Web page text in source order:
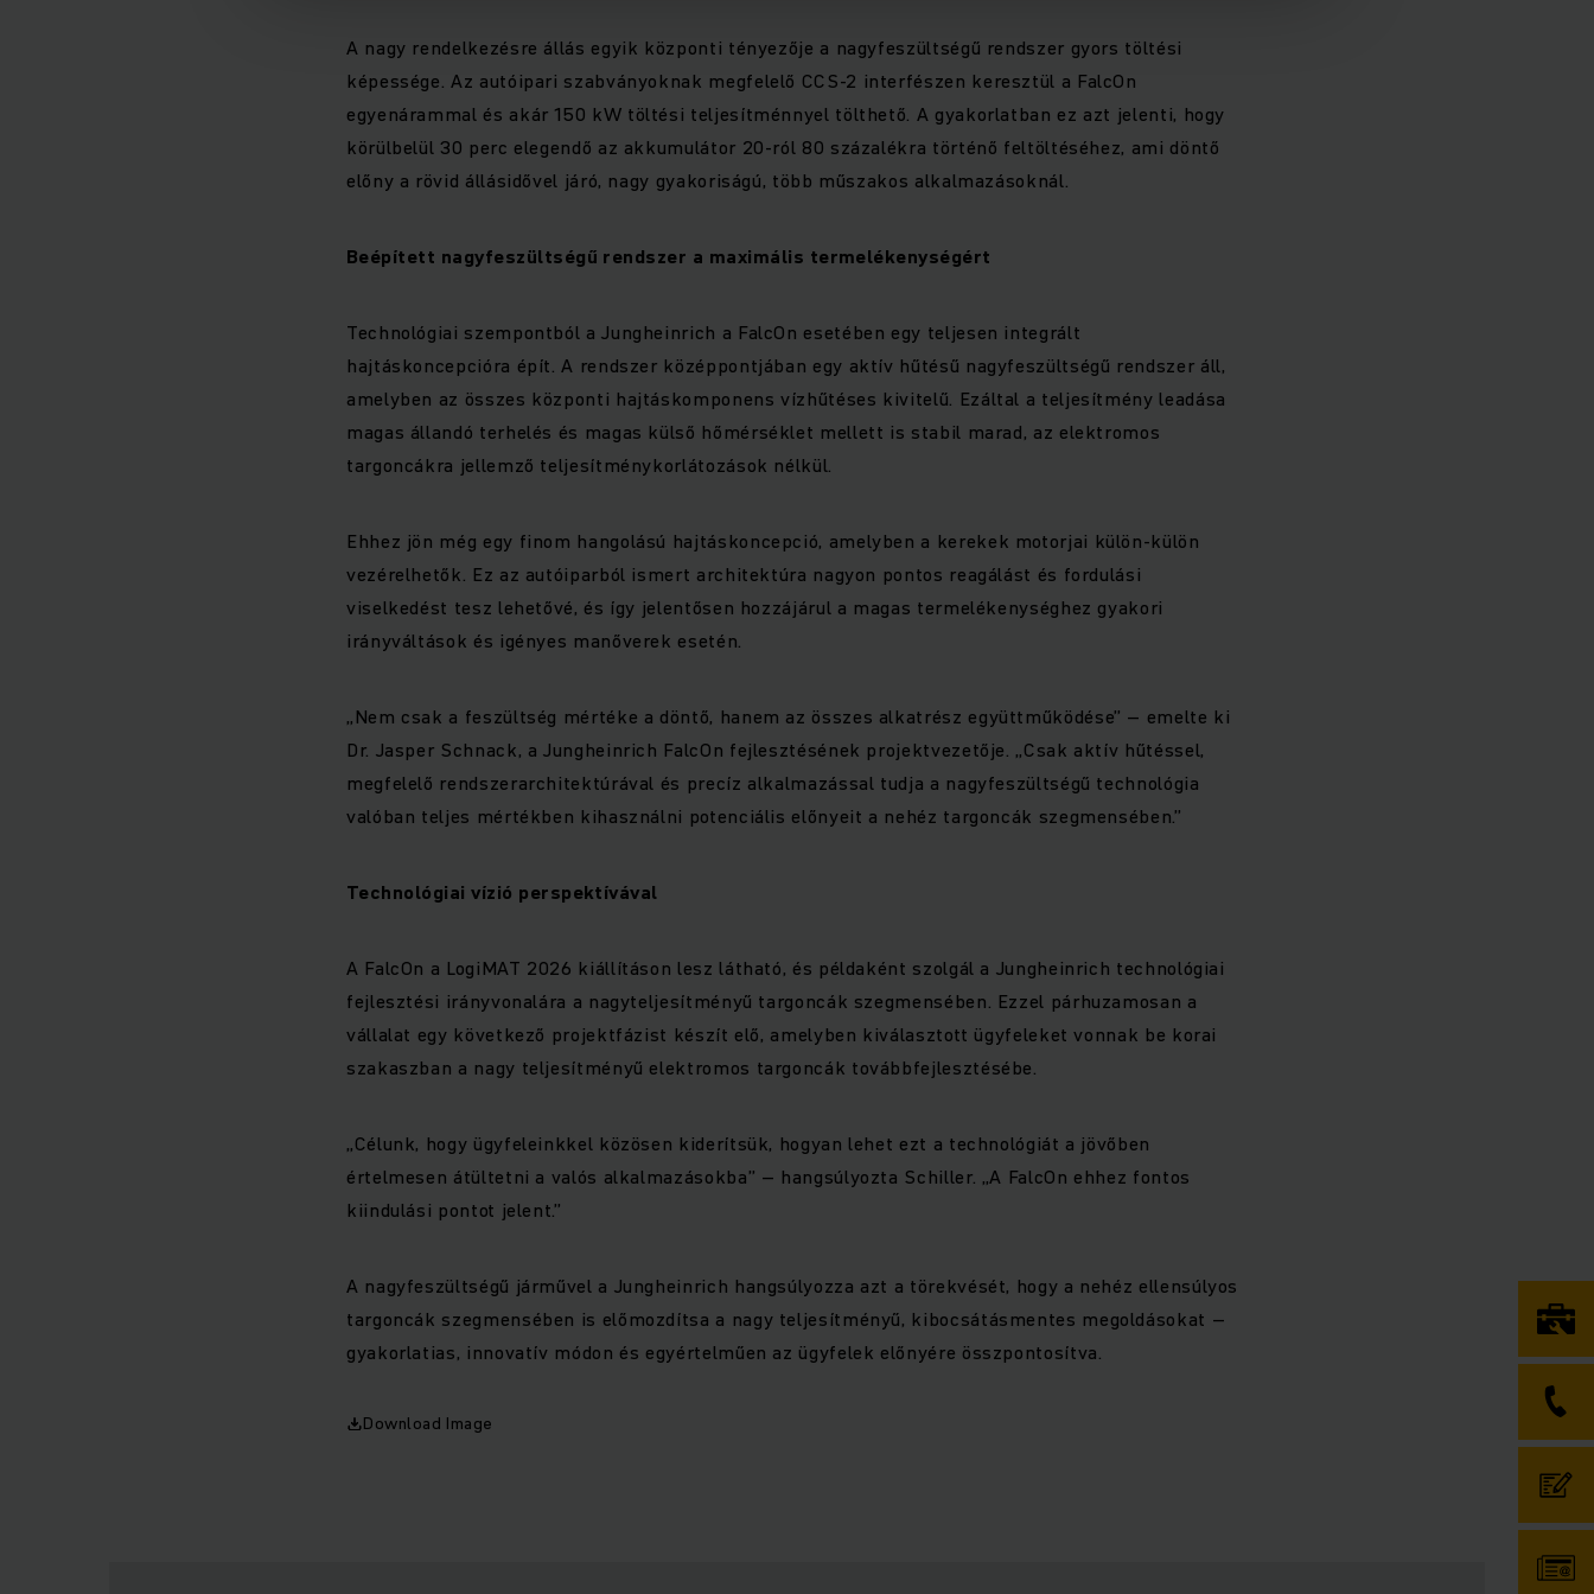
A nagy rendelkezésre állás egyik központi tényezője a nagyfeszültségű rendszer gyors töltési
képessége. Az autóipari szabványoknak megfelelő CCS-2 interfészen keresztül a FalcOn
egyenárammal és akár 150 kW töltési teljesítménnyel tölthető. A gyakorlatban ez azt jelenti, hogy
körülbelül 30 perc elegendő az akkumulátor 20-ról 80 százalékra történő feltöltéséhez, ami döntő
előny a rövid állásidővel járó, nagy gyakoriságú, több műszakos alkalmazásoknál.
Beépített nagyfeszültségű rendszer a maximális termelékenységért
Technológiai szempontból a Jungheinrich a FalcOn esetében egy teljesen integrált
hajtáskoncepcióra épít. A rendszer középpontjában egy aktív hűtésű nagyfeszültségű rendszer áll,
amelyben az összes központi hajtáskomponens vízhűtéses kivitelű. Ezáltal a teljesítmény leadása
magas állandó terhelés és magas külső hőmérséklet mellett is stabil marad, az elektromos
targoncákra jellemző teljesítménykorlátozások nélkül.
Ehhez jön még egy finom hangolású hajtáskoncepció, amelyben a kerekek motorjai külön-külön
vezérelhetők. Ez az autóiparból ismert architektúra nagyon pontos reagálást és fordulási
viselkedést tesz lehetővé, és így jelentősen hozzájárul a magas termelékenységhez gyakori
irányváltások és igényes manőverek esetén.
„Nem csak a feszültség mértéke a döntő, hanem az összes alkatrész együttműködése” – emelte ki
Dr. Jasper Schnack, a Jungheinrich FalcOn fejlesztésének projektvezetője. „Csak aktív hűtéssel,
megfelelő rendszerarchitektúrával és precíz alkalmazással tudja a nagyfeszültségű technológia
valóban teljes mértékben kihasználni potenciális előnyeit a nehéz targoncák szegmensében.”
Technológiai vízió perspektívával
A FalcOn a LogiMAT 2026 kiállításon lesz látható, és példaként szolgál a Jungheinrich technológiai
fejlesztési irányvonalára a nagyteljesítményű targoncák szegmensében. Ezzel párhuzamosan a
vállalat egy következő projektfázist készít elő, amelyben kiválasztott ügyfeleket vonnak be korai
szakaszban a nagy teljesítményű elektromos targoncák továbbfejlesztésébe.
„Célunk, hogy ügyfeleinkkel közösen kiderítsük, hogyan lehet ezt a technológiát a jövőben
értelmesen átültetni a valós alkalmazásokba” – hangsúlyozta Schiller. „A FalcOn ehhez fontos
kiindulási pontot jelent.”
A nagyfeszültségű járművel a Jungheinrich hangsúlyozza azt a törekvését, hogy a nehéz ellensúlyos
targoncák szegmensében is előmozdítsa a nagy teljesítményű, kibocsátásmentes megoldásokat –
gyakorlatias, innovatív módon és egyértelműen az ügyfelek előnyére összpontosítva.
Download Image